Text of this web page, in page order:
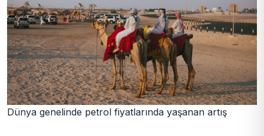
Dünya genelinde petrol fiyatlarında yaşanan artış